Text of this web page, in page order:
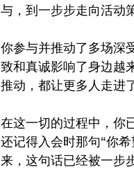
与，到一步步走向活动
你参与并推动了多场深
致和真诚影响了身边越
推动，都让更多人走进
在这一切的过程中，你
还记得入会时那句“你
来，这句话已经被一步